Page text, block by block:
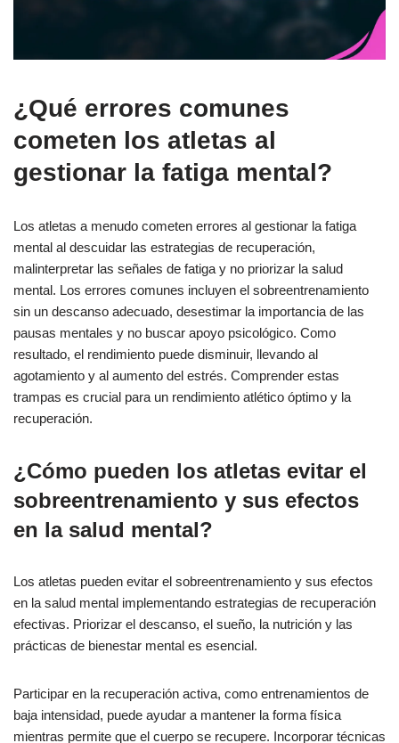
¿Qué errores comunes
cometen los atletas al
gestionar la fatiga mental?
Los atletas a menudo cometen errores al gestionar la fatiga
mental al descuidar las estrategias de recuperación,
malinterpretar las señales de fatiga y no priorizar la salud
mental. Los errores comunes incluyen el sobreentrenamiento
sin un descanso adecuado, desestimar la importancia de las
pausas mentales y no buscar apoyo psicológico. Como
resultado, el rendimiento puede disminuir, llevando al
agotamiento y al aumento del estrés. Comprender estas
trampas es crucial para un rendimiento atlético óptimo y la
recuperación.
¿Cómo pueden los atletas evitar el
sobreentrenamiento y sus efectos
en la salud mental?
Los atletas pueden evitar el sobreentrenamiento y sus efectos
en la salud mental implementando estrategias de recuperación
efectivas. Priorizar el descanso, el sueño, la nutrición y las
prácticas de bienestar mental es esencial.
Participar en la recuperación activa, como entrenamientos de
baja intensidad, puede ayudar a mantener la forma física
mientras permite que el cuerpo se recupere. Incorporar técnicas